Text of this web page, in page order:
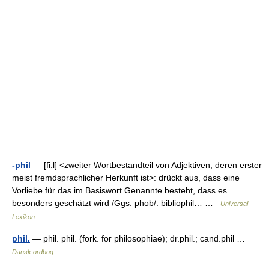
-phil — [fi:l] <zweiter Wortbestandteil von Adjektiven, deren erster
meist fremdsprachlicher Herkunft ist>: drückt aus, dass eine
Vorliebe für das im Basiswort Genannte besteht, dass es
besonders geschätzt wird /Ggs. phob/: bibliophil… …
Universal-
Lexikon
phil. — phil. phil. (fork. for philosophiae); dr.phil.; cand.phil …
Dansk ordbog